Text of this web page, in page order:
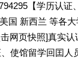
【学历认证
国 新西兰 等各
网页快照]真实
使馆留学回囯人